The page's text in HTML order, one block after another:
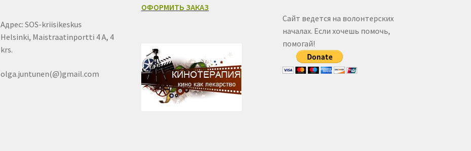
Адрес: SOS-kriisikeskus
Helsinki, Maistraatinportti 4 A, 4
krs.
olga.juntunen(@)gmail.com
ОФОРМИТЬ ЗАКАЗ
Сайт ведется на волонтерских
началах. Если хочешь помочь,
помогай!